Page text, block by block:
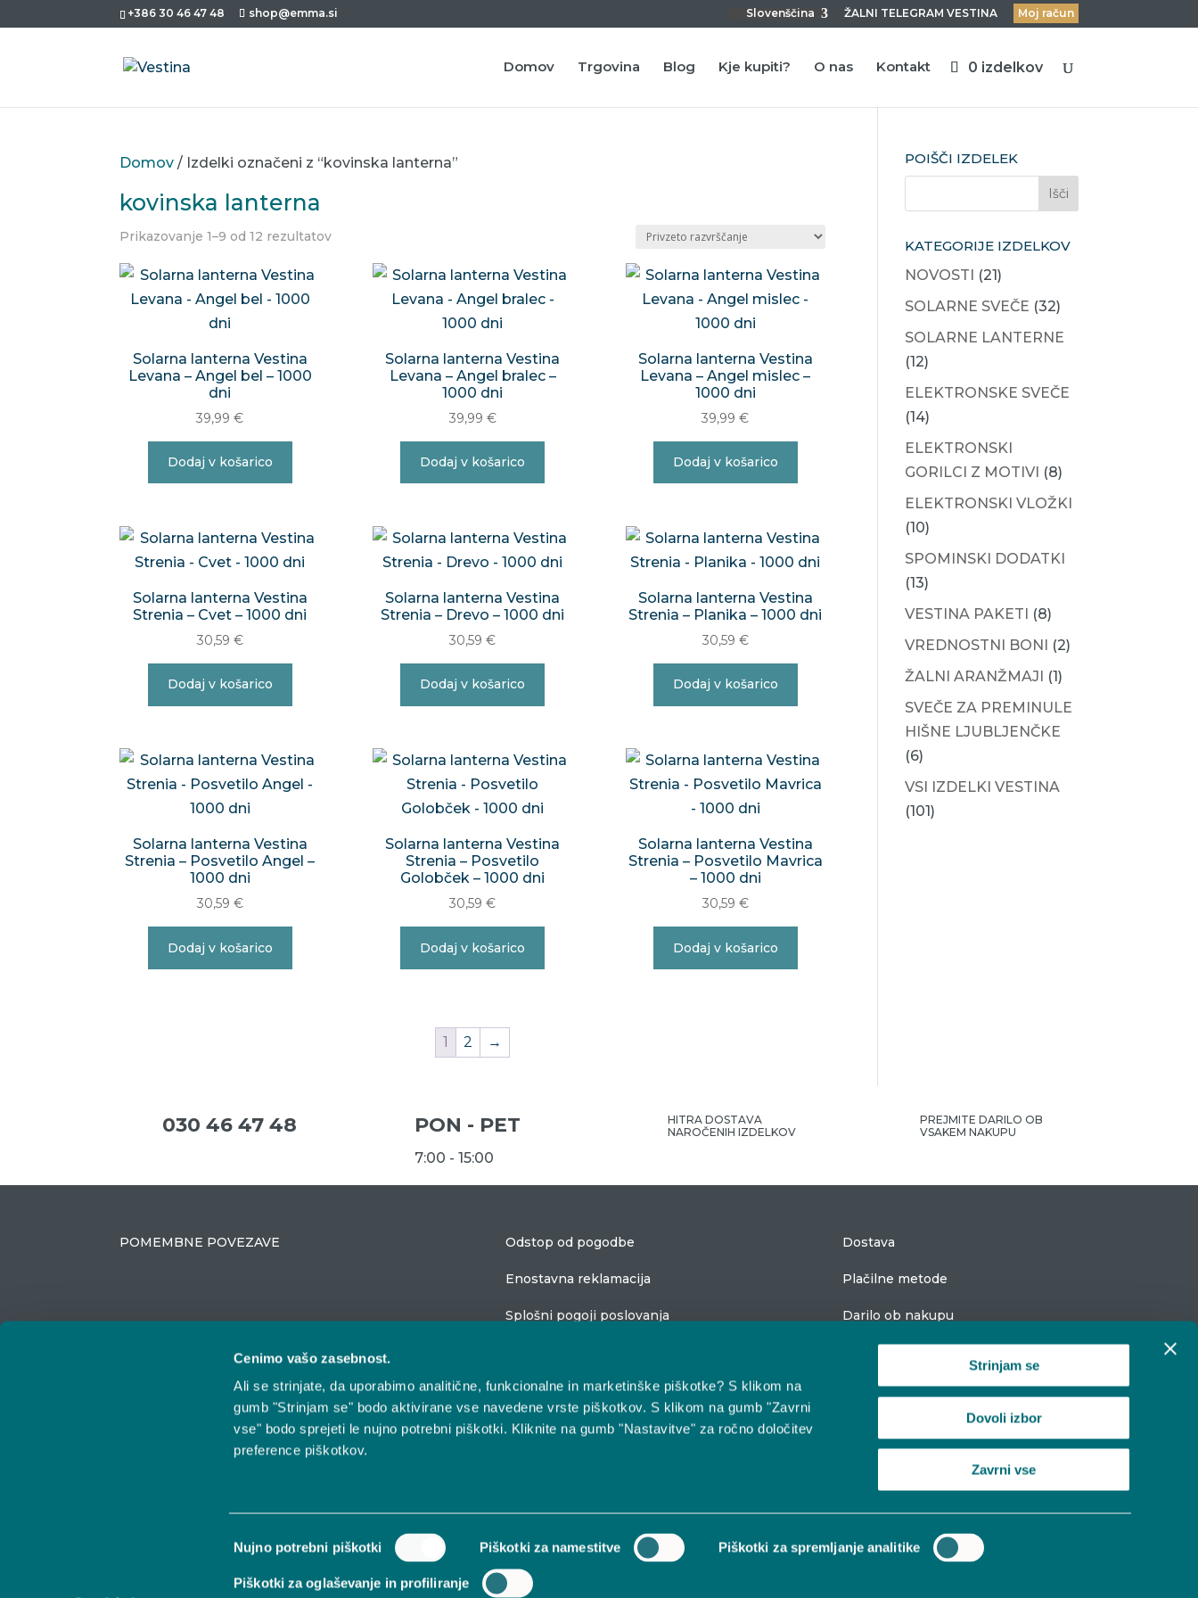
Cenimo vašo zasebnost.
Ali se strinjate, da uporabimo analitične, funkcionalne in marketinške piškotke? S klikom na
gumb "Strinjam se" bodo aktivirane vse navedene vrste piškotkov. S klikom na gumb "Zavrni
vse" bodo sprejeti le nujno potrebni piškotki. Kliknite na gumb "Nastavitve" za ročno določitev
preference piškotkov.
soglasja
Nujno potrebni piškotki Piškotki za namestitve Piškotki za spremljanje analitike
Piškotki za oglaševanje in profiliranje
Strinjam se
Dovoli izbor
Zavrni vse
+386 30 46 47 48 shop@emma.si Slovenščina ŽALNI TELEGRAM VESTINA Moj račun
Domov Trgovina Blog Kje kupiti? O nas Kontakt 0 izdelkov
Domov / Izdelki označeni z “kovinska lanterna”
kovinska lanterna
Prikazovanje 1–9 od 12 rezultatov
Solarna lanterna Vestina
Levana – Angel bel – 1000
dni
39,99€
Dodaj v košarico
Solarna lanterna Vestina
Levana – Angel bralec –
1000 dni
39,99 €
Dodaj v košarico
Solarna lanterna Vestina
Levana – Angel mislec –
1000 dni
39,99€
Dodaj v košarico
Solarna lanterna Vestina
Strenia – Cvet – 1000 dni
30,59 €
Dodaj v košarico
Solarna lanterna Vestina
Strenia – Drevo – 1000 dni
30,59€
Dodaj v košarico
Solarna lanterna Vestina
Strenia – Planika – 1000 dni
30,59 €
Dodaj v košarico
Solarna lanterna Vestina
Strenia – Posvetilo Angel –
1000 dni
30,59 €
Dodaj v košarico
Solarna lanterna Vestina
Strenia – Posvetilo
Golobček – 1000 dni
30,59€
Dodaj v košarico
Solarna lanterna Vestina
Strenia – Posvetilo Mavrica
– 1000 dni
30,59 €
Dodaj v košarico
1 2 →
POIŠČI IZDELEK
KATEGORIJE IZDELKOV
NOVOSTI (21)
SOLARNE SVEČE (32)
SOLARNE LANTERNE
(12)
ELEKTRONSKE SVEČE
(14)
ELEKTRONSKI
GORILCI Z MOTIVI (8)
ELEKTRONSKI VLOŽKI
(10)
SPOMINSKI DODATKI
(13)
VESTINA PAKETI (8)
VREDNOSTNI BONI (2)
ŽALNI ARANŽMAJI (1)
SVEČE ZA PREMINULE
HIŠNE LJUBLJENČKE
(6)
VSI IZDELKI VESTINA
(101)
030 46 47 48 PON - PET
7:00 - 15:00
HITRA DOSTAVA
NAROČENIH IZDELKOV
PREJMITE DARILO OB
VSAKEM NAKUPU
POMEMBNE POVEZAVE Odstop od pogodbe
Enostavna reklamacija
Splošni pogoji poslovanja
Dostava
Plačilne metode
Darilo ob nakupu
ZAKAJ IZBRATI VESTINO O nas
Varstvo osebnih podatkov